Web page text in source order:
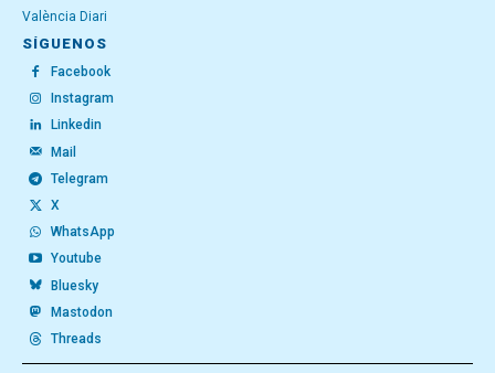
València Diari
SÍGUENOS
Facebook
Instagram
Linkedin
Mail
Telegram
X
WhatsApp
Youtube
Bluesky
Mastodon
Threads